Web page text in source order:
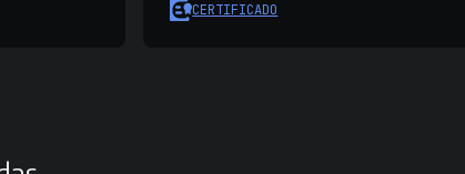
CERTIFICADO